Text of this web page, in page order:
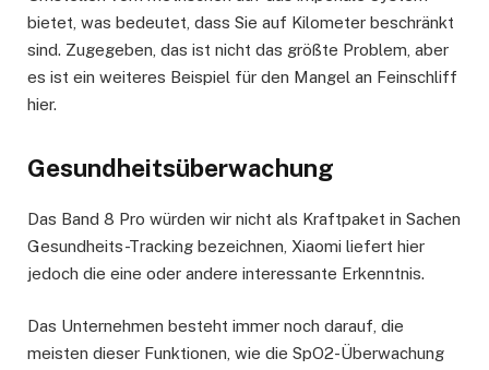
bietet, was bedeutet, dass Sie auf Kilometer beschränkt
sind. Zugegeben, das ist nicht das größte Problem, aber
es ist ein weiteres Beispiel für den Mangel an Feinschliff
hier.
Gesundheitsüberwachung
Das Band 8 Pro würden wir nicht als Kraftpaket in Sachen
Gesundheits-Tracking bezeichnen, Xiaomi liefert hier
jedoch die eine oder andere interessante Erkenntnis.
Das Unternehmen besteht immer noch darauf, die
meisten dieser Funktionen, wie die SpO2-Überwachung